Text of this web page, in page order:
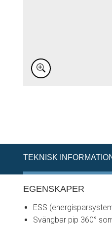
TEKNISK
EGENSKAPER
ESS
Svängbar pip 360°